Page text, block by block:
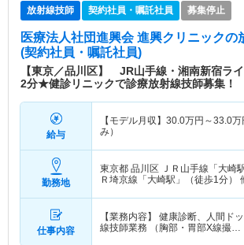
放射線技師 契約社員・嘱託社員 募集停止
医療法人社団進興会 進興クリニックの
(契約社員・嘱託社員)
【東京／品川区】 JR山手線・湘南新宿ラ
2分★健診リニックで診療放射線技師募集！
給与
【モデル月収】 30.0万円～33.0万
み）
勤務地
東京都 品川区 ＪＲ山手線「大崎
Ｒ埼京線「大崎駅」（徒歩1分）
仕事内容
【業務内容】 健康診断、人間ド
線技師業務 （胸部・胃部X線撮…